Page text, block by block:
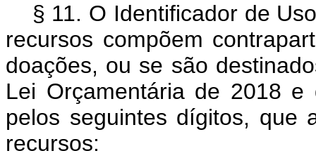
§ 11. O Identificador de
recursos compõem
doações, ou se são
Lei Orçamentária de 2018
pelos seguintes dígitos, que
recursos: